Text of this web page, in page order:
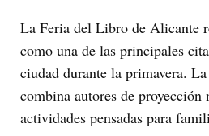
La Feria del Libro de Alicante
como una de las principales
ciudad durante la primavera.
combina autores de proyección
actividades pensadas para